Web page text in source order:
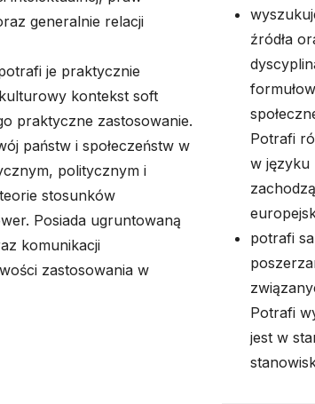
generalnie relacji
je praktycznie
kontekst soft
praktyczne zastosowanie.
państw i społeczeństw w
politycznym i
stosunków
Posiada ugruntowaną
komunikacji
zastosowania w
źródła
Potrafi
w języku
potrafi
Potrafi
jest w